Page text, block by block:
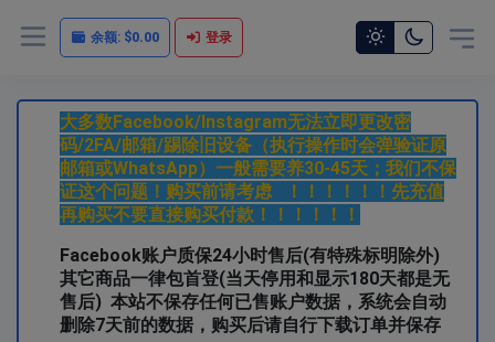
余额: $0.00 登录
大多数Facebook/Instagram无法立即更改密
码/2FA/邮箱/踢除旧设备（执行操作时会弹验证原
邮箱或WhatsApp）一般需要养30-45天；我们不保
证这个问题！购买前请考虑 ！！！！！！先充值
再购买不要直接购买付款！！！！！！
Facebook账户质保24小时售后(有特殊标明除外)
其它商品一律包首登(当天停用和显示180天都是无
售后) 本站不保存任何已售账户数据，系统会自动
删除7天前的数据，购买后请自行下载订单并保存